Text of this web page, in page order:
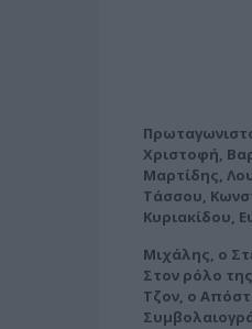
Χριστοφή,
Μαρτίδης,
Τάσσου,
Κυριακίδου,
Μιχάλης, ο
Στον ρόλο
Τζον, ο